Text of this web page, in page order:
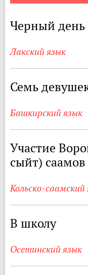
Черный день
Лакский язык
Семь
Башкирский язык
Участие
сыйт)
Кольско-саамский
В школу
Осетинский язык